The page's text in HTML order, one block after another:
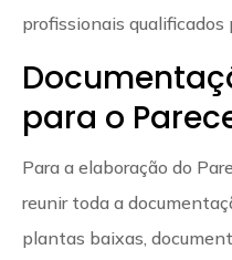
profissionais qualificados
para o
Para a elaboração do
reunir toda a
plantas baixas,